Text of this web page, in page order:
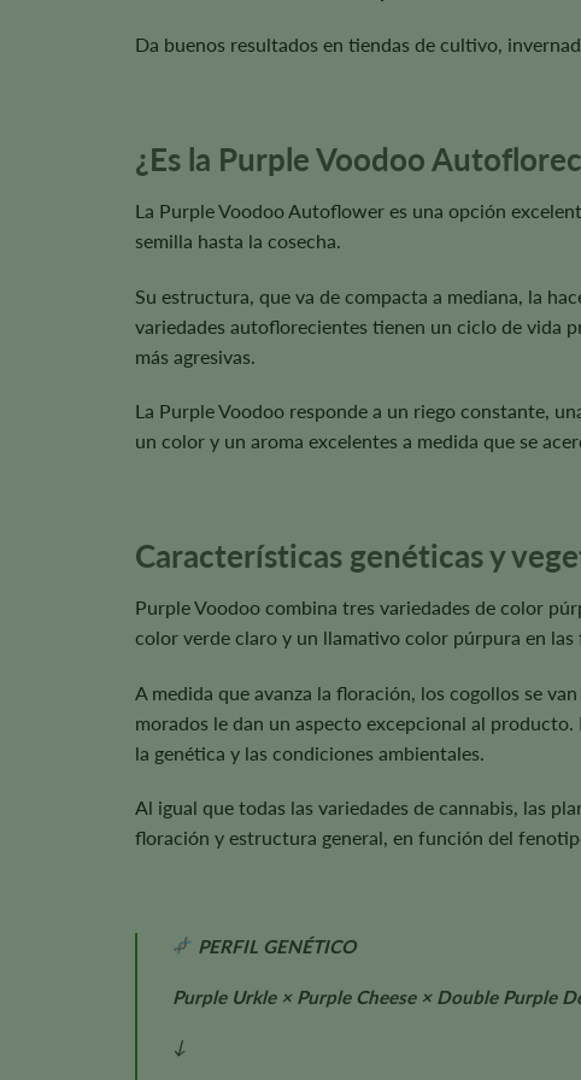
Da buenos resultados en tiendas de cultivo,
¿Es la Purple Voodoo
La Purple Voodoo Autoflower es una opción
semilla hasta la cosecha.
Su estructura, que va de compacta a mediana, la
variedades autoflorecientes tienen un ciclo de vida
más agresivas.
La Purple Voodoo responde a un riego constante,
un color y un aroma excelentes a medida que se
Características genéticas y
Purple Voodoo combina tres variedades de color
color verde claro y un llamativo color púrpura en las
A medida que avanza la floración, los cogollos se
morados le dan un aspecto excepcional al
la genética y las condiciones ambientales.
Al igual que todas las variedades de cannabis, las
floración y estructura general, en función del
PERFIL GENÉTICO
Purple Urkle × Purple Cheese × Double Purple
↓